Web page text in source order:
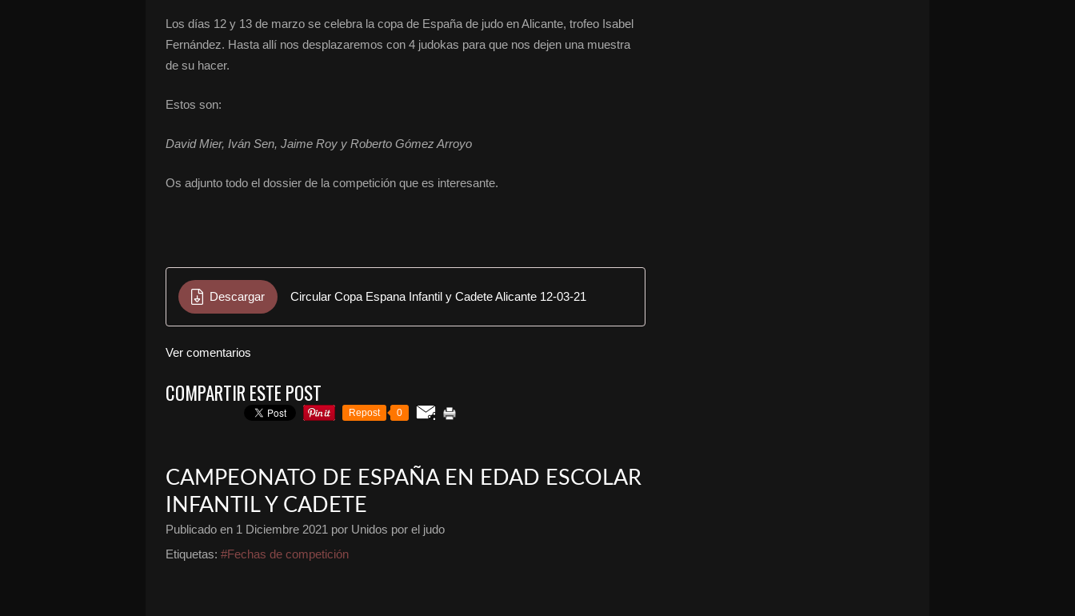
Los días 12 y 13 de marzo se celebra la copa de España de judo en Alicante, trofeo Isabel
Fernández. Hasta allí nos desplazaremos con 4 judokas para que nos dejen una muestra
de su hacer.
Estos son:
David Mier, Iván Sen, Jaime Roy y Roberto Gómez Arroyo
Os adjunto todo el dossier de la competición que es interesante.
Descargar Circular Copa Espana Infantil y Cadete Alicante 12-03-21
Ver comentarios
COMPARTIR ESTE POST
Repost 0
CAMPEONATO DE ESPAÑA EN EDAD ESCOLAR
INFANTIL Y CADETE
Publicado en 1 Diciembre 2021 por Unidos por el judo
Etiquetas: #Fechas de competición